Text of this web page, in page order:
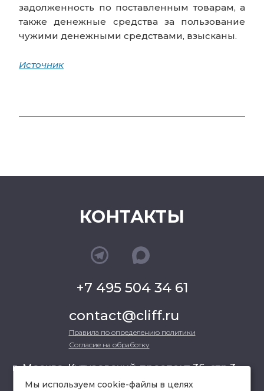
задолженность по поставленным товарам, а
также денежные средства за пользование
чужими денежными средствами, взысканы.
Источник
КОНТАКТЫ
+7 495 504 34 61
contact@cliff.ru
Правила по определению политики
Согласие на обработку
г. Москва, Кутузовский проспект 36, стр.3 ,
офис 301
Мы используем cookie-файлы в целях